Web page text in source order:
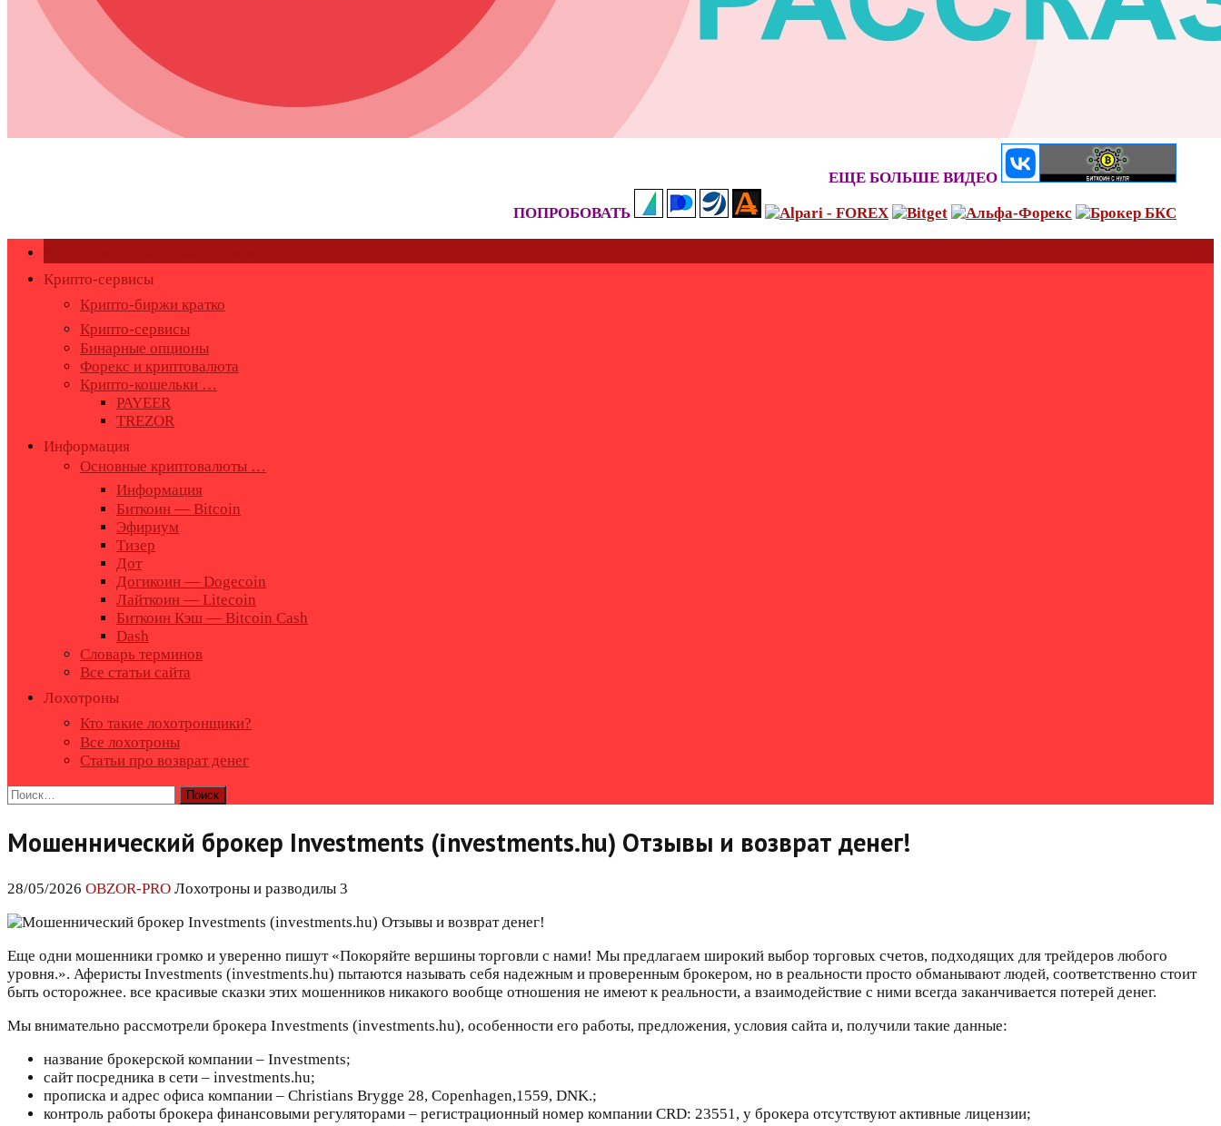
ЕЩЕ БОЛЬШЕ ВИДЕО
ПОПРОБОВАТЬ
Крипто-сервисы
Крипто-биржи кратко
Крипто-сервисы
Бинарные опционы
Форекс и криптовалюта
Крипто-кошельки …
PAYEER
TREZOR
Информация
Основные криптовалюты …
Информация
Биткоин — Bitcoin
Эфириум
Тизер
Дот
Догикоин — Dogecoin
Лайткоин — Litecoin
Биткоин Кэш — Bitcoin Cash
Dash
Словарь терминов
Все статьи сайта
Лохотроны
Кто такие лохотронщики?
Все лохотроны
Статьи про возврат денег
Найти:
Мошеннический брокер Investments (investments.hu) Отзывы и возврат денег!
28/05/2026 OBZOR-PRO Лохотроны и разводилы 3
Еще одни мошенники громко и уверенно пишут «Покоряйте вершины торговли с нами! Мы предлагаем широкий выбор торговых счетов, подходящих для трейдеров любого
уровня.». Аферисты Investments (investments.hu) пытаются называть себя надежным и проверенным брокером, но в реальности просто обманывают людей, соответственно стоит
быть осторожнее. все красивые сказки этих мошенников никакого вообще отношения не имеют к реальности, а взаимодействие с ними всегда заканчивается потерей денег.
Мы внимательно рассмотрели брокера Investments (investments.hu), особенности его работы, предложения, условия сайта и, получили такие данные:
название брокерской компании – Investments;
сайт посредника в сети – investments.hu;
прописка и адрес офиса компании – Christians Brygge 28, Copenhagen,1559, DNK.;
контроль работы брокера финансовыми регуляторами – регистрационный номер компании CRD: 23551, у брокера отсутствуют активные лицензии;